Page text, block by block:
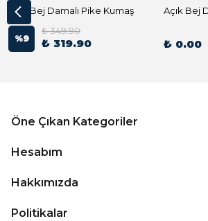
Açık Bej Damalı Pike Kumaş
%9
₺ 349.90
₺ 319.90 ₺ 0.00
Öne Çıkan Kategoriler
Hesabım
Hakkımızda
Politikalar